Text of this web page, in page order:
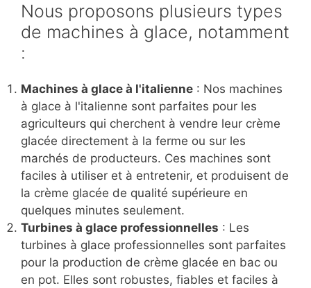
Nous proposons plusieurs types
de machines à glace, notamment
:
Machines à glace à l'italienne : Nos machines
à glace à l'italienne sont parfaites pour les
agriculteurs qui cherchent à vendre leur crème
glacée directement à la ferme ou sur les
marchés de producteurs. Ces machines sont
faciles à utiliser et à entretenir, et produisent de
la crème glacée de qualité supérieure en
quelques minutes seulement.
Turbines à glace professionnelles : Les
turbines à glace professionnelles sont parfaites
pour la production de crème glacée en bac ou
en pot. Elles sont robustes, fiables et faciles à